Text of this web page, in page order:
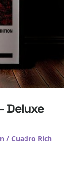
Deluxe
/ Cuadro Rich